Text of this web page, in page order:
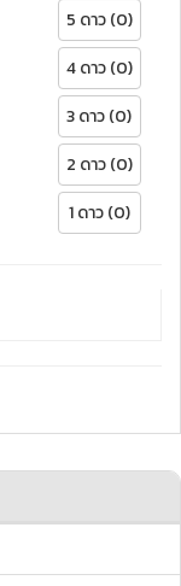
5 ดาว (0)
4 ดาว (0)
3 ดาว (0)
2 ดาว (0)
1 ดาว (0)